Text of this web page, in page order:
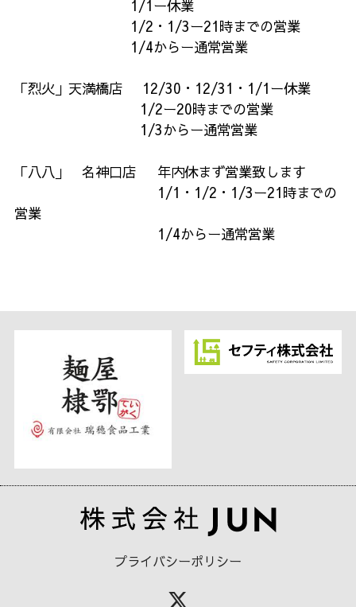
1/1ー休業
1/2・1/3ー21時までの営業
1/4からー通常営業
「烈火」天満橋店 12/30・12/31・1/1ー休業
1/2ー20時までの営業
1/3からー通常営業
「八八」 名神口店 年内休まず営業致します
1/1・1/2・1/3ー21時までの
営業
1/4からー通常営業
プライバシーポリシー